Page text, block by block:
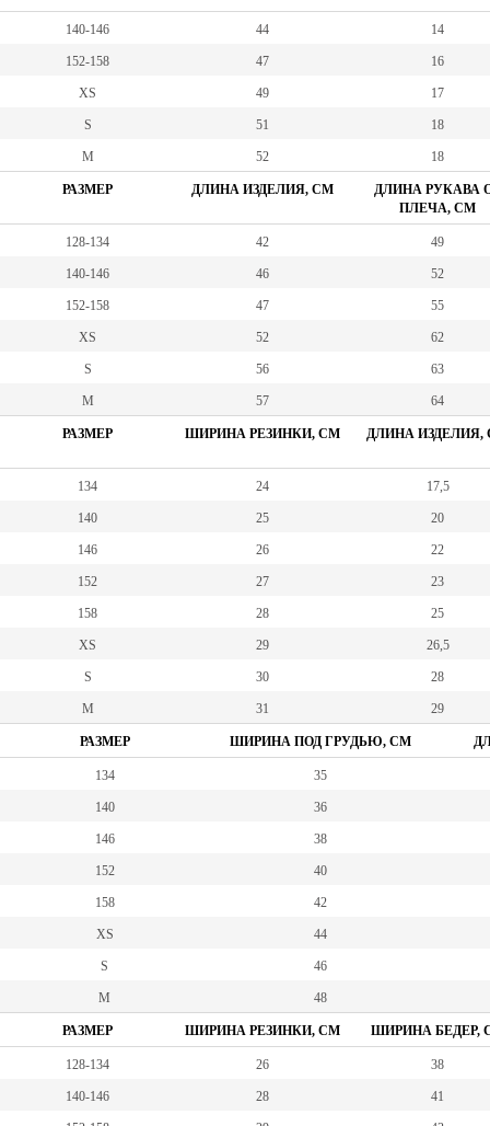
140-146 44 14
152-158 47 16
XS 49 17
S 51 18
M 52 18
РАЗМЕР ДЛИНА ИЗДЕЛИЯ, СМ
ДЛИНА РУКАВА
ПЛЕЧА, СМ
128-134 42 49
140-146 46 52
152-158 47 55
XS 52 62
S 56 63
M 57 64
РАЗМЕР ШИРИНА РЕЗИНКИ, СМ ДЛИНА ИЗДЕЛИЯ,
134 24 17,5
140 25 20
146 26 22
152 27 23
158 28 25
XS 29 26,5
S 30 28
M 31 29
РАЗМЕР ШИРИНА ПОД ГРУДЬЮ, СМ
134 35
140 36
146 38
152 40
158 42
XS 44
S 46
M 48
РАЗМЕР ШИРИНА РЕЗИНКИ, СМ ШИРИНА БЕДЕР,
128-134 26 38
140-146 28 41